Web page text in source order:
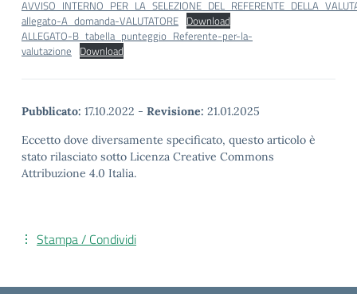
allegato-A_domanda-VALUTATORE Download
ALLEGATO-B_tabella_punteggio_Referente-per-la-
valutazione Download
Pubblicato: 17.10.2022 - Revisione: 21.01.2025
Eccetto dove diversamente specificato, questo articolo è
stato rilasciato sotto Licenza Creative Commons
Attribuzione 4.0 Italia.
Stampa / Condividi